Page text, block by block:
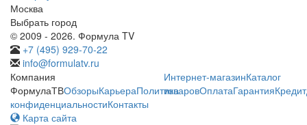
Москва
Выбрать город
© 2009 - 2026. Формула TV
+7 (495) 929-70-22
info@formulatv.ru
Компания
ФормулаТВОбзорыКарьераПолитика
конфиденциальностиКонтакты
Интернет-магазинКаталог
товаровОплатаГарантияКредит
Карта сайта